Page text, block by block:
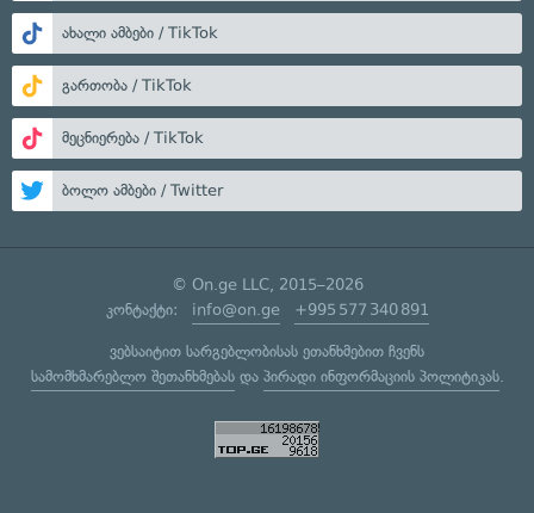
ახალი ამბები / TikTok
გართობა / TikTok
მეცნიერება / TikTok
ბოლო ამბები / Twitter
© On.ge LLC, 2015–2026
კონტაქტი: info@on.ge +995 577 340 891
ვებსაიტით სარგებლობისას ეთანხმებით ჩვენს
სამომხმარებლო შეთანხმებასდა პირადი ინფორმაციის პოლიტიკას.